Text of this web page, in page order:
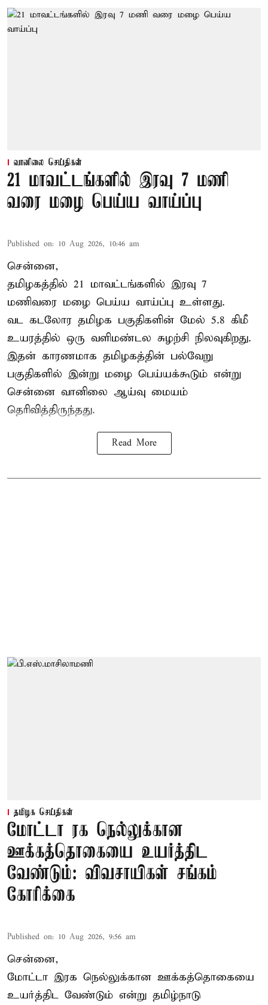
வானிலை செய்திகள்
21 மாவட்டங்களில் இரவு 7 மணி
வரை மழை பெய்ய வாய்ப்பு
Published on: 10 Aug 2026, 10:46 am
சென்னை,
தமிழகத்தில் 21 மாவட்டங்களில் இரவு 7
மணிவரை மழை பெய்ய வாய்ப்பு உள்ளது.
வட கடலோர தமிழக பகுதிகளின் மேல் 5.8 கிமீ
உயரத்தில் ஒரு வளிமண்டல சுழற்சி நிலவுகிறது.
இதன் காரணமாக தமிழகத்தின் பல்வேறு
பகுதிகளில் இன்று மழை பெய்யக்கூடும் என்று
சென்னை வானிலை ஆய்வு மையம்
தெரிவித்திருந்தது.
Read More
தமிழக செய்திகள்
மோட்டா ரக நெல்லுக்கான
ஊக்கத்தொகையை உயர்த்திட
வேண்டும்: விவசாயிகள் சங்கம்
கோரிக்கை
Published on: 10 Aug 2026, 9:56 am
சென்னை,
மோட்டா இரக நெல்லுக்கான ஊக்கத்தொகையை
உயர்த்திட வேண்டும் என்று தமிழ்நாடு